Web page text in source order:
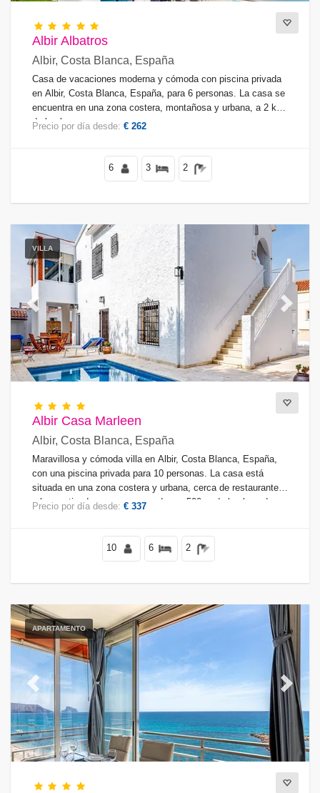
Sauna (0)
Condiciones
Opciones
Sauna
Aire acondicionado
Wi-Fi
Mascotas admitidas
Telefono (0)
Internet (36)
TV (39)
Satélite / Cable(tv) (27)
Calefacción Central
Lavavajillas (32)
Lavadora (37)
Chimenea (16)
Servicios
Vistas
Albir Albatros
Albir, Costa Blanca, España
Casa de vacaciones moderna y cómoda con piscina privada
en Albir, Costa Blanca, España, para 6 personas. La casa se
encuentra en una zona costera, montañosa y urbana, a 2 km
de la playa.
Precio por día desde: € 262
6 3 2
VILLA
Previous Next
Albir Casa Marleen
Albir, Costa Blanca, España
Maravillosa y cómoda villa en Albir, Costa Blanca, España,
con una piscina privada para 10 personas. La casa está
situada en una zona costera y urbana, cerca de restaurantes
y bares, tiendas y supermercados, a 500 m de la playa de
Precio por día desde: € 337
10 6 2
APARTAMENTO
Previous Next